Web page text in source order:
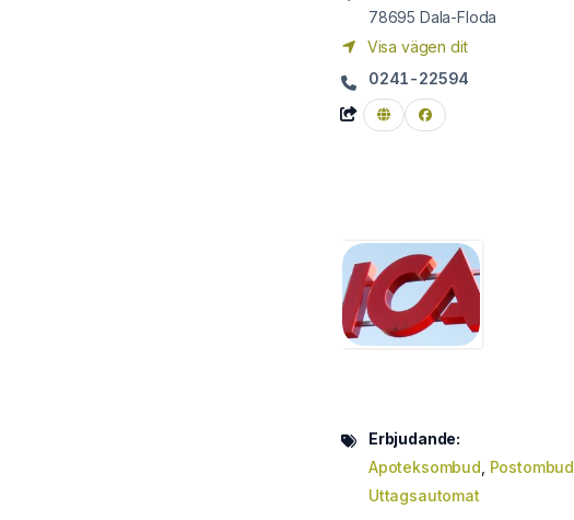
78695 Dala-Floda
Visa vägen dit
0241-22594
Erbjudande:
Apoteksombud Postombud
Uttagsautomat